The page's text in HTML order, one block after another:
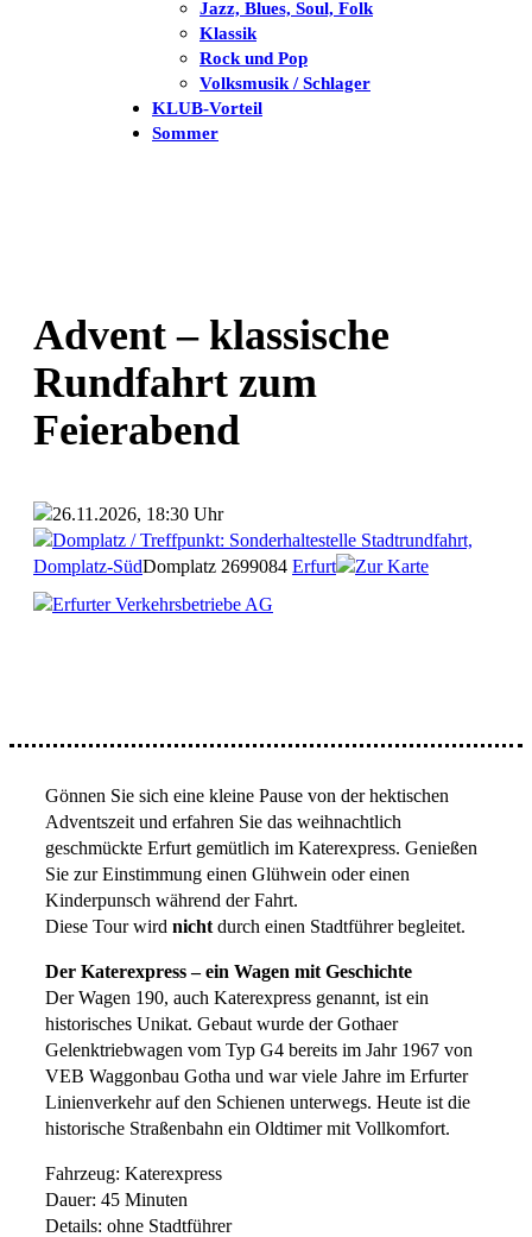
Jazz, Blues, Soul, Folk
Klassik
Rock und Pop
Volksmusik / Schlager
KLUB-Vorteil
Sommer
Advent – klassische
Rundfahrt zum
Feierabend
26.11.2026, 18:30 Uhr
Domplatz / Treffpunkt: Sonderhaltestelle Stadtrundfahrt,
Domplatz-SüdDomplatz 2699084 Erfurt
Zur Karte
Erfurter Verkehrsbetriebe AG
Gönnen Sie sich eine kleine Pause von der hektischen
Adventszeit und erfahren Sie das weihnachtlich
geschmückte Erfurt gemütlich im Katerexpress. Genießen
Sie zur Einstimmung einen Glühwein oder einen
Kinderpunsch während der Fahrt.
Diese Tour wird nichtdurch einen Stadtführer begleitet.
Der Katerexpress – ein Wagen mit Geschichte
Der Wagen 190, auch Katerexpress genannt, ist ein
historisches Unikat. Gebaut wurde der Gothaer
Gelenktriebwagen vom Typ G4 bereits im Jahr 1967 von
VEB Waggonbau Gotha und war viele Jahre im Erfurter
Linienverkehr auf den Schienen unterwegs. Heute ist die
historische Straßenbahn ein Oldtimer mit Vollkomfort.
Fahrzeug: Katerexpress
Dauer: 45 Minuten
Details: ohne Stadtführer